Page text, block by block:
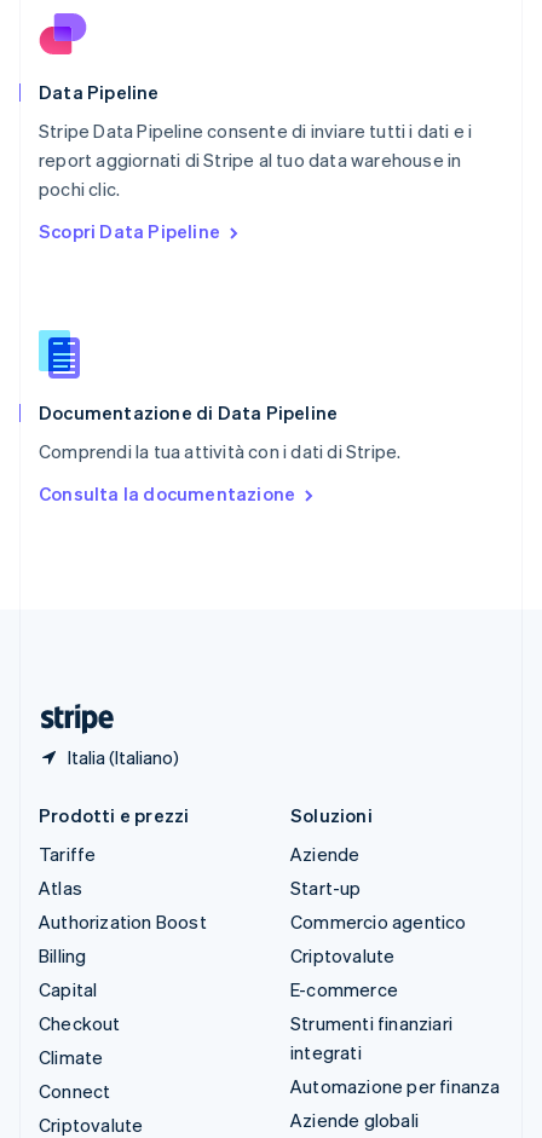
Data Pipeline
Stripe Data Pipeline consente di inviare tutti i dati e i
report aggiornati di Stripe al tuo data warehouse in
pochi clic.
Scopri Data Pipeline
Documentazione di Data Pipeline
Comprendi la tua attività con i dati di Stripe.
Consulta la documentazione
Italia (Italiano)
English
Portogallo
RAS di Hong Kong, Cina
English
Regno Unito
English
Repubblica Ceca
Romania
Slovacchia
English
Slovenia
EnglishItaliano
EspañolEnglish
English Español简体中文
Prodotti e prezzi
Tariffe
Atlas
Authorization Boost
Billing
Capital
Checkout
Climate
Connect
Criptovalute
Soluzioni
Aziende
Start-up
Commercio agentico
Criptovalute
E-commerce
Strumenti finanziari
integrati
Automazione per finanza
Aziende globali